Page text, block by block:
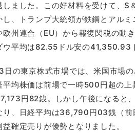
しました。この好材料を受けて、
し、トランプ大統領が鉄鋼とアル
欧州連合（EU）から報復関税の動
ウ平均は82.55ドル安の41,350.93
日の東京株式市場では、米国市場
平均株価は前場で一時500円超の
円82銭。しかし午後になると
り、日経平均は36,790円03銭（
確定売りが優勢となりました。